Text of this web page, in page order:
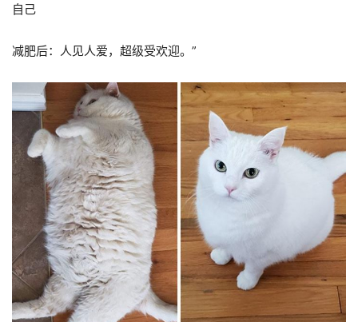
自己
减肥后：人见人爱，超级受欢迎。”